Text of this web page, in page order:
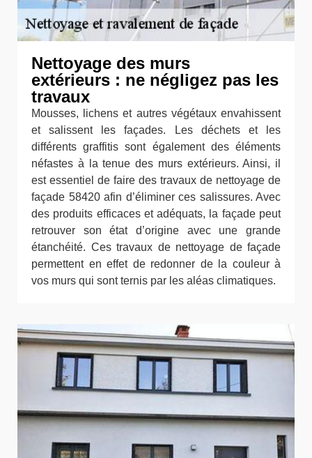
Nettoyage des murs
extérieurs : ne négligez pas les
travaux
Mousses, lichens et autres végétaux envahissent
et salissent les façades. Les déchets et les
différents graffitis sont également des éléments
néfastes à la tenue des murs extérieurs. Ainsi, il
est essentiel de faire des travaux de nettoyage de
façade 58420 afin d’éliminer ces salissures. Avec
des produits efficaces et adéquats, la façade peut
retrouver son état d’origine avec une grande
étanchéité. Ces travaux de nettoyage de façade
permettent en effet de redonner de la couleur à
vos murs qui sont ternis par les aléas climatiques.